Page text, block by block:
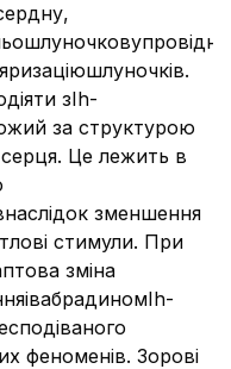
зІh-
за структурою
Це лежить в
зменшення
стимули. При
зміна
феноменів. Зорові